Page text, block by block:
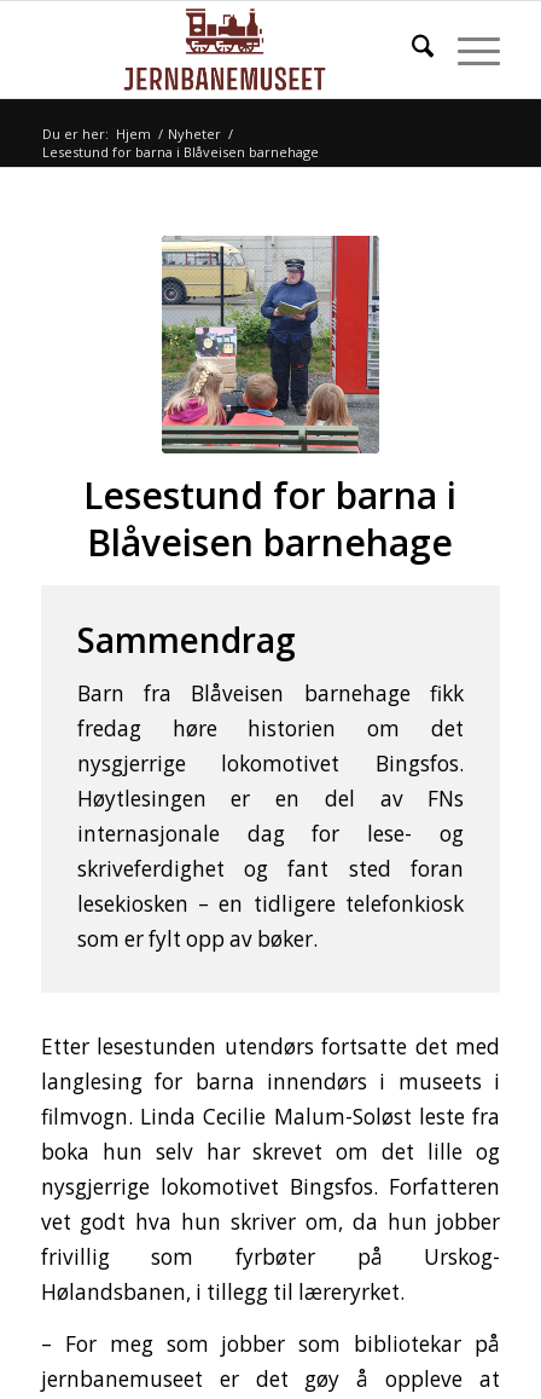
Du er her: Hjem / Nyheter /
Lesestund for barna i Blåveisen barnehage
Lesestund for barna i
Blåveisen barnehage
Sammendrag
Barn fra Blåveisen barnehage fikk
fredag høre historien om det
nysgjerrige lokomotivet Bingsfos.
Høytlesingen er en del av FNs
internasjonale dag for lese- og
skriveferdighet og fant sted foran
lesekiosken – en tidligere telefonkiosk
som er fylt opp av bøker.
Etter lesestunden utendørs fortsatte det med
langlesing for barna innendørs i museets i
filmvogn. Linda Cecilie Malum-Soløst leste fra
boka hun selv har skrevet om det lille og
nysgjerrige lokomotivet Bingsfos. Forfatteren
vet godt hva hun skriver om, da hun jobber
frivillig som fyrbøter på Urskog-
Hølandsbanen, i tillegg til læreryrket.
­– For meg som jobber som bibliotekar på
jernbanemuseet er det gøy å oppleve at